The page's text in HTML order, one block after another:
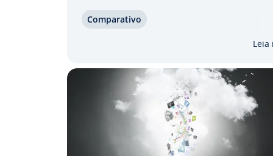
re­qui­si­tos es­pe­cí­fi­cos. Com­pa­ra­mos
Com­pa­ra­tivo
Leia